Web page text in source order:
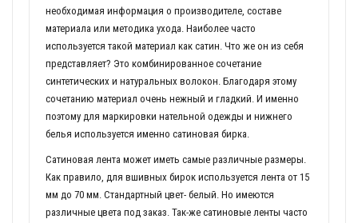
необходимая информация о производителе, составе
материала или методика ухода. Наиболее часто
используется такой материал как сатин. Что же он из себя
представляет? Это комбинированное сочетание
синтетических и натуральных волокон. Благодаря этому
сочетанию материал очень нежный и гладкий. И именно
поэтому для маркировки нательной одежды и нижнего
белья используется именно сатиновая бирка.
Сатиновая лента может иметь самые различные размеры.
Как правило, для вшивных бирок используется лента от 15
мм до 70 мм. Стандартный цвет- белый. Но имеются
различные цвета под заказ. Так-же сатиновые ленты часто